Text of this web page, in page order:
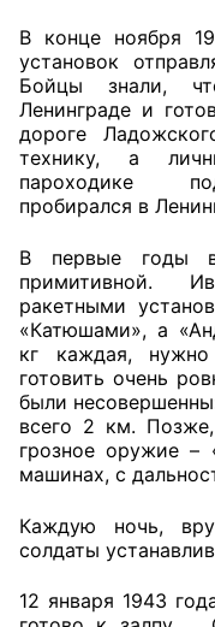
Совет ОП КО
Общественный
Члены ОП КО
Документы ОП КО
Кодекс этики
Положения
Соглашения
Рекомендации
Аппарат ОП КО
УСТАВ ГКУ
В конце ноября
установок
Бойцы знали,
Ленинграде и
дороге
технику, а
пароходике
пробирался в
В первые годы
примитивной.
ракетными
«Катюшами», а
кг каждая,
готовить очень
были
всего 2 км.
грозное оружие –
машинах, с
Каждую ночь,
солдаты
12 января 1943